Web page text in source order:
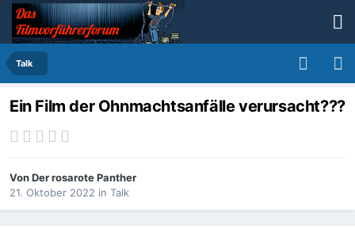
Talk
Ein Film der Ohnmachtsanfälle verursacht???
VonDer rosarote Panther
21. Oktober 2022 in Talk